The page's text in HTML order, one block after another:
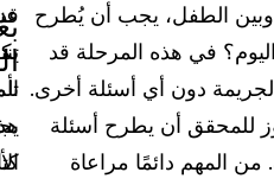
وبين الطفل، يجب أن يُطرح
في هذه المرحلة قد
دون أي أسئلة أخرى.
للمحقق أن يطرح أسئلة
المهم دائمًا مراعاة